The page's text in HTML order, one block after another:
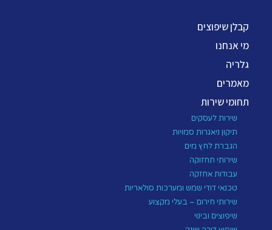
קבלן שיפוצים
מי אנחנו
גלריה
מאמרים
תחומי שירות
שירות לעסקים
תיקון ניאגרות סמויות
הגברת לחץ מים
שירותי תחזוקה
עבודות אחזקה
טכנאי דודי שמש ומערכות סולאריות
שירותי חירום – בעלי מקצוע
שיפוצים ובינוי